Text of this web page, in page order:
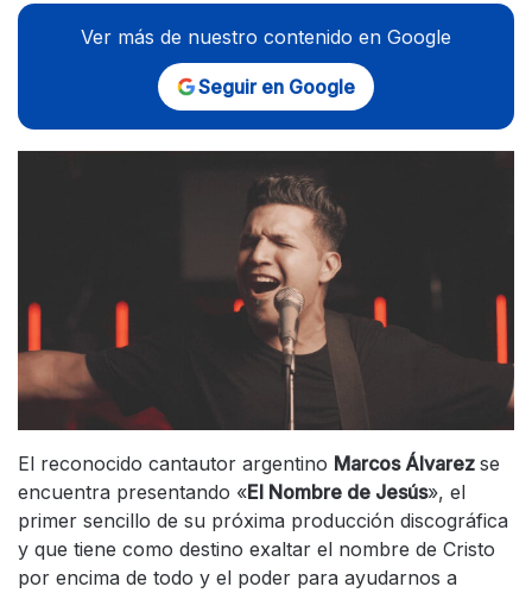
Ver más de nuestro contenido en Google
Seguir en Google
El reconocido cantautor argentino Marcos Álvarez se
encuentra presentando «El Nombre de Jesús», el
primer sencillo de su próxima producción discográfica
y que tiene como destino exaltar el nombre de Cristo
por encima de todo y el poder para ayudarnos a